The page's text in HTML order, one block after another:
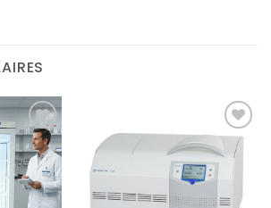
Ajouter
à la liste
d’envies
Ajouter
à la liste
d’envies